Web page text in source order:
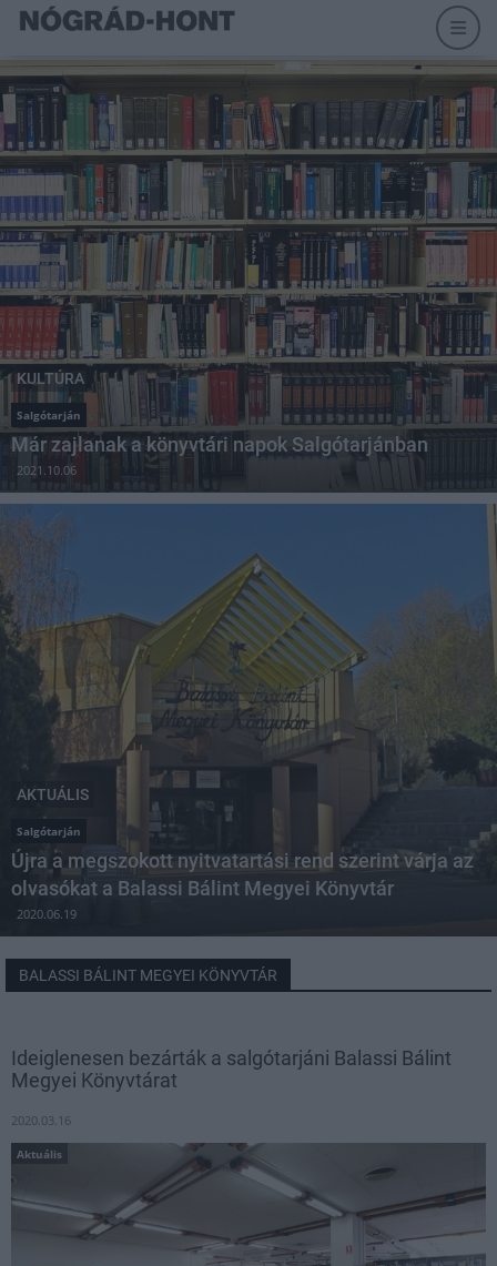
KULTÚRA
Salgótarján
Már zajlanak a könyvtári napok Salgótarjánban
2021.10.06
AKTUÁLIS
Salgótarján
Újra a megszokott nyitvatartási rend szerint várja az
olvasókat a Balassi Bálint Megyei Könyvtár
2020.06.19
BALASSI BÁLINT MEGYEI KÖNYVTÁR
Ideiglenesen bezárták a salgótarjáni Balassi Bálint
Megyei Könyvtárat
2020.03.16
Aktuális